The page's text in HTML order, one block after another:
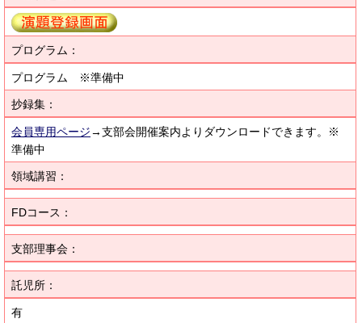
プログラム：
プログラム ※準備中
抄録集：
会員専用ページ→支部会開催案内よりダウンロードできます。※
準備中
領域講習：
FDコース：
支部理事会：
託児所：
有